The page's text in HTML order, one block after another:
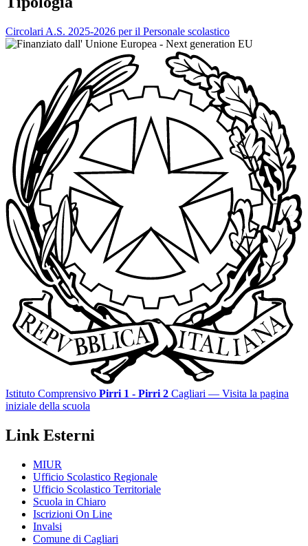
Circolari A.S. 2025-2026 per il Personale scolastico
Istituto Comprensivo Pirri 1 - Pirri 2 Cagliari — Visita la pagina
iniziale della scuola
Link Esterni
MIUR
Ufficio Scolastico Regionale
Ufficio Scolastico Territoriale
Scuola in Chiaro
Iscrizioni On Line
Invalsi
Comune di Cagliari